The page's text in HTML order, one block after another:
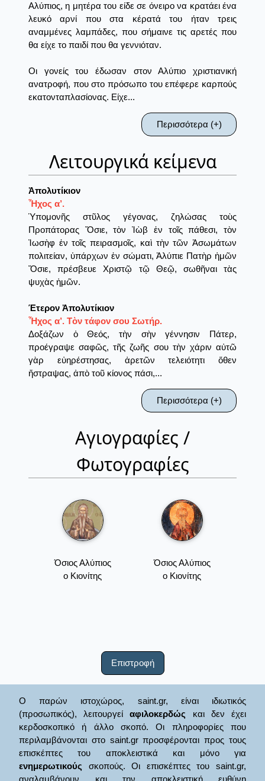
Αλύπιος, η μητέρα του είδε σε όνειρο να κρατάει ένα
λευκό αρνί που στα κέρατά του ήταν τρεις
αναμμένες λαμπάδες, που σήμαινε τις αρετές που
θα είχε το παιδί που θα γεννιόταν.
Οι γονείς του έδωσαν στον Αλύπιο χριστιανική
ανατροφή, που στο πρόσωπο του επέφερε καρπούς
εκατονταπλασίονας. Είχε...
Περισσότερα (+)
Λειτουργικά κείμενα
Ἀπολυτίκιον
Ἦχος α’.
Ὑπομονῆς στῦλος γέγονας, ζηλώσας τοὺς
Προπάτορας Ὅσιε, τὸν Ἰὼβ ἐν τοῖς πάθεσι, τὸν
Ἰωσὴφ ἐν τοῖς πειρασμοῖς, καὶ τὴν τῶν Ἀσωμάτων
πολιτείαν, ὑπάρχων ἐν σώματι, Ἀλύπιε Πατὴρ ἡμῶν
Ὅσιε, πρέσβευε Χριστῷ τῷ Θεῷ, σωθῆναι τὰς
ψυχὰς ἡμῶν.
Έτερον Ἀπολυτίκιον
Ἦχος α’. Τὸν τάφον σου Σωτήρ.
Δοξάζων ὁ Θεός, τὴν σὴν γέννησιν Πάτερ,
προέγραψε σαφῶς, τῆς ζωῆς σου τὴν χάριν αὐτῶ
γὰρ εὐηρέστησας, ἀρετῶν τελειότητι ὅθεν
ἤστραψας, ἀπὸ τοῦ κίονος πάσι,...
Περισσότερα (+)
Αγιογραφίες /
Φωτογραφίες
Όσιος Αλύπιος
ο Κιονίτης
Όσιος Αλύπιος
ο Κιονίτης
Επιστροφή
Ο παρών ιστοχώρος, saint.gr, είναι ιδιωτικός
(προσωπικός), λειτουργείαφιλοκερδώς και δεν έχει
κερδοσκοπικό ή άλλο σκοπό. Οι πληροφορίες που
περιλαμβάνονται στο saint.gr προσφέρονται προς τους
επισκέπτες του αποκλειστικά και μόνο για
ενημερωτικούς σκοπούς. Οι επισκέπτες του saint.gr,
αναλαμβάνουν και την αποκλειστική ευθύνη